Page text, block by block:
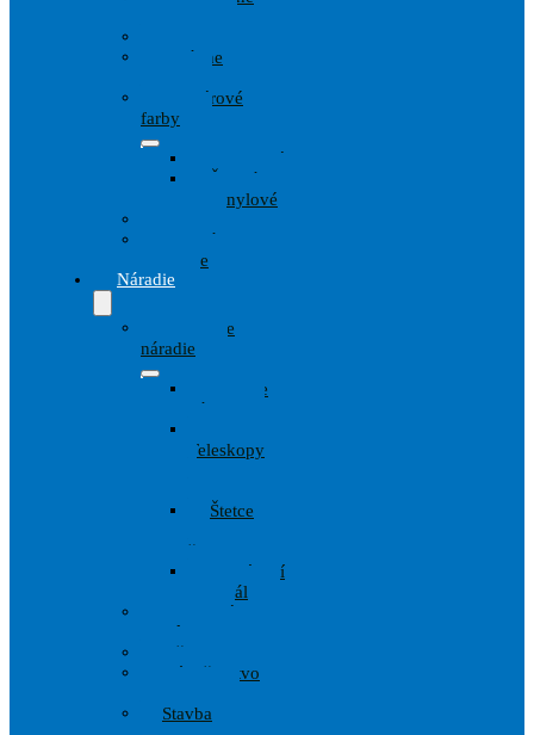
Fasádne
Interiérové
farby
Disperzné
Špeciálne
Vinylové
Penetrácie
Spreje
Náradie
Maliarske
náradie
Lepiace
pásky
Teleskopy
Štetce
štetky
Zakrývací
materiál
Ochranné
pomôcky
Pištole
Príslušenstvo
Stavba